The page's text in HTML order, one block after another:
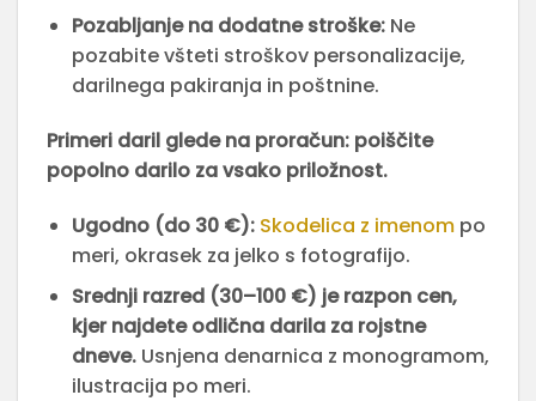
Pozabljanje na dodatne stroške:Ne
pozabite všteti stroškov personalizacije,
darilnega pakiranja in poštnine.
Primeri daril glede na proračun: poiščite
popolno darilo za vsako priložnost.
Ugodno (do 30 €): Skodelica z imenompo
meri, okrasek za jelko s fotografijo.
Srednji razred (30–100 €) je razpon cen,
kjer najdete odlična darila za rojstne
dneve.Usnjena denarnica z monogramom,
ilustracija po meri.